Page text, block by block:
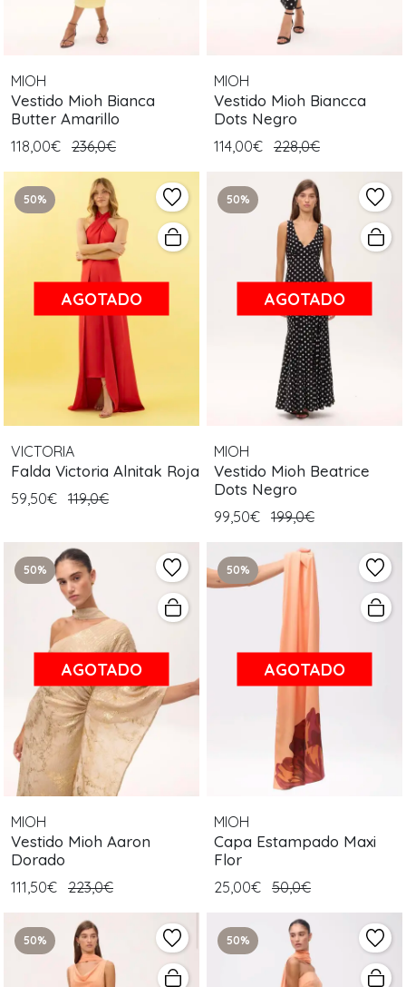
MIOH
Vestido Mioh Bianca
Butter Amarillo
118,00€ 236,0€
MIOH
Vestido Mioh Biancca
Dots Negro
114,00€ 228,0€
50%
AGOTADO
VICTORIA
Falda Victoria Alnitak Roja
59,50€ 119,0€
50%
AGOTADO
MIOH
Vestido Mioh Beatrice
Dots Negro
99,50€ 199,0€
50%
AGOTADO
MIOH
Vestido Mioh Aaron
Dorado
111,50€ 223,0€
50%
AGOTADO
MIOH
Capa Estampado Maxi
Flor
25,00€ 50,0€
50% 50%